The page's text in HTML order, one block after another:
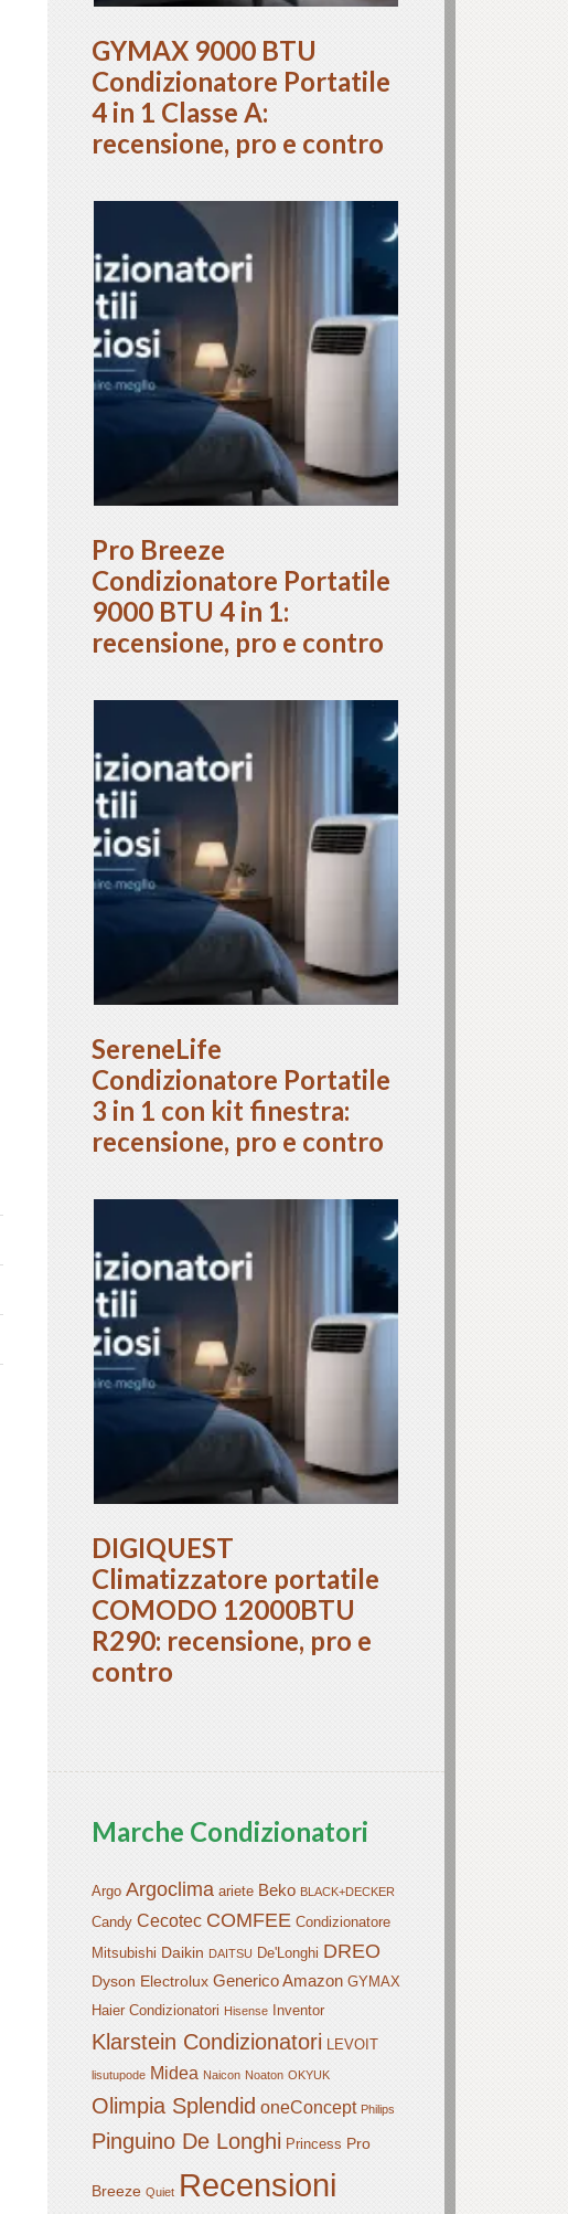
GYMAX 9000 BTU
Condizionatore Portatile
4 in 1 Classe A:
recensione, pro e contro
Pro Breeze
Condizionatore Portatile
9000 BTU 4 in 1:
recensione, pro e contro
SereneLife
Condizionatore Portatile
3 in 1 con kit finestra:
recensione, pro e contro
DIGIQUEST
Climatizzatore portatile
COMODO 12000BTU
R290: recensione, pro e
contro
Marche Condizionatori
Argo Argoclima ariete Beko BLACK+DECKER
Candy Cecotec COMFEE Condizionatore
Mitsubishi Daikin DAITSU De'Longhi DREO
Dyson Electrolux Generico Amazon GYMAX
Haier Condizionatori Hisense Inventor
Klarstein Condizionatori LEVOIT
lisutupode Midea Naicon Noaton OKYUK
Olimpia Splendid oneConcept Philips
Pinguino De Longhi Princess Pro
Breeze Quiet Recensioni